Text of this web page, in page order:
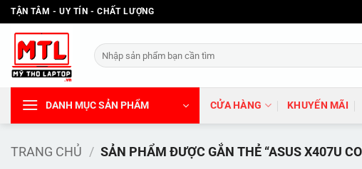
Bỏ
qua
dung
TẬN TÂM - UY TÍN - CHẤT LƯỢNG
Tìm
kiếm:
DANH MỤC SẢN PHẨM CỬA HÀNG KHUYẾN MÃI
TRANG CHỦ / SẢN PHẨM ĐƯỢC GẮN THẺ “ASUS X407U